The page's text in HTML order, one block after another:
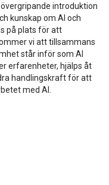
introduktion
kunskap om AI och
på plats för att
vi att tillsammans
står inför som AI
erfarenheter, hjälps åt
handlingskraft för att
med AI.